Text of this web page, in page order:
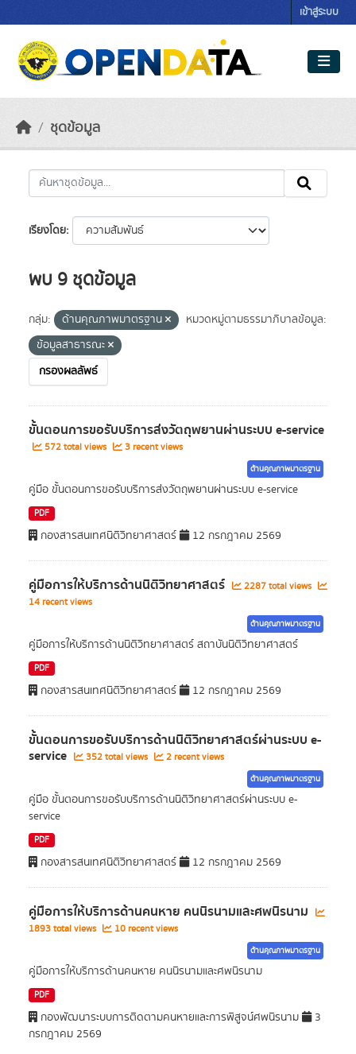
เข้าสู่ระบบ
ชุดข้อมูล
เรียงโดย
พบ 9 ชุดข้อมูล
กลุ่ม: ด้านคุณภาพมาตรฐาน
หมวดหมู่ตามธรรมาภิบาลข้อมูล:
ข้อมูลสาธารณะ
กรองผลลัพธ์
ขั้นตอนการขอรับบริการส่งวัตถุพยานผ่านระบบ e-service
572 total views 3 recent views
ด้านคุณภาพมาตรฐาน
คู่มือ ขั้นตอนการขอรับบริการส่งวัตถุพยานผ่านระบบ e-service
PDF
กองสารสนเทศนิติวิทยาศาสตร์ 12 กรกฎาคม 2569
คู่มือการให้บริการด้านนิติวิทยาศาสตร์
2287 total views
14 recent views
ด้านคุณภาพมาตรฐาน
คู่มือการให้บริการด้านนิติวิทยาศาสตร์ สถาบันนิติวิทยาศาสตร์
PDF
กองสารสนเทศนิติวิทยาศาสตร์ 12 กรกฎาคม 2569
ขั้นตอนการขอรับบริการด้านนิติวิทยาศาสตร์ผ่านระบบ e-
service 352 total views 2 recent views
ด้านคุณภาพมาตรฐาน
คู่มือ ขั้นตอนการขอรับบริการด้านนิติวิทยาศาสตร์ผ่านระบบ e-
service
PDF
กองสารสนเทศนิติวิทยาศาสตร์ 12 กรกฎาคม 2569
คู่มือการให้บริการด้านคนหาย คนนิรนามและศพนิรนาม
1893 total views 10 recent views
ด้านคุณภาพมาตรฐาน
คู่มือการให้บริการด้านคนหาย คนนิรนามและศพนิรนาม
PDF
กองพัฒนาระบบการติดตามคนหายและการพิสูจน์ศพนิรนาม
3
กรกฎาคม 2569